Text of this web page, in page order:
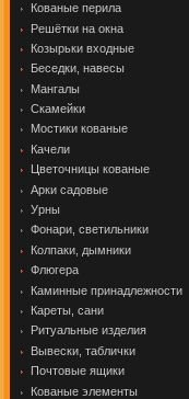
Кованые перила
Решётки на окна
Козырьки входные
Беседки, навесы
Мангалы
Скамейки
Мостики кованые
Качели
Цветочницы кованые
Арки садовые
Урны
Фонари, светильники
Колпаки, дымники
Флюгера
Каминные принадлежности
Кареты, сани
Ритуальные изделия
Вывески, таблички
Почтовые ящики
Кованые элементы